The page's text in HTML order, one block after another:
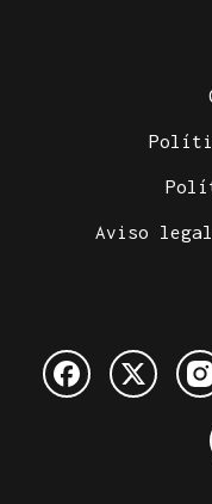
Aviso